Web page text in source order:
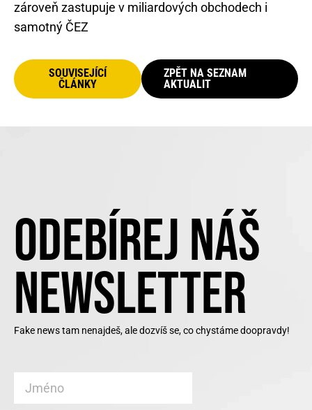
zároveň zastupuje v miliardových obchodech i
samotný ČEZ
SOUVISEJÍCÍ
ČLÁNKY
ZPĚT NA SEZNAM
AKTUALIT
ODEBÍREJ NÁŠ
NEWSLETTER
Fake news tam nenajdeš, ale dozvíš se, co chystáme doopravdy!